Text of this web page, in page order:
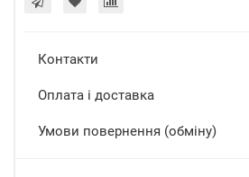
Контакти
Оплата і доставка
Умови повернення (обміну)